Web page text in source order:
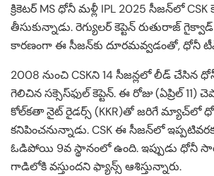
క్రికెటర్ MS ధోనీ మళ్లీ IPL 2025 సీజన్‌లో
తీసుకున్నాడు. రెగ్యులర్ కెప్టెన్ రుతురాజ్
కారణంగా ఈ సీజన్‌కు దూరమవ్వడంతో, ధోనీ
2008 నుంచి CSKని 14 సీజన్లలో లీడ్ చేసిన
గెలిచిన సక్సెస్‌ఫుల్ కెప్టెన్. ఈ రోజు (ఏప్రిల్ 11)
కోల్‌కతా నైట్ రైడర్స్ (KKR)తో జరిగే మ్యాచ్‌లో
కనిపించనున్నాడు. CSK ఈ సీజన్‌లో
ఓడిపోయి 9వ స్థానంలో ఉంది. ఇప్పుడు ధోనీ
గాడిలోకి వస్తుందని ఫ్యాన్స్ ఆశిస్తున్నారు.